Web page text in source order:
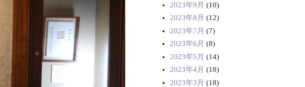
2023年9月 (10)
2023年8月 (12)
2023年7月 (7)
2023年6月 (8)
2023年5月 (14)
2023年4月 (18)
2023年3月 (18)